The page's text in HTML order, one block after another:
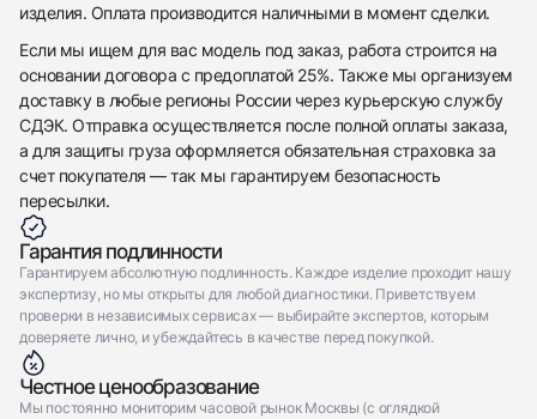
изделия. Оплата производится наличными в момент сделки.
Если мы ищем для вас модель под заказ, работа строится на
основании договора с предоплатой 25%. Также мы организуем
доставку в любые регионы России через курьерскую службу
СДЭК. Отправка осуществляется после полной оплаты заказа,
а для защиты груза оформляется обязательная страховка за
счет покупателя — так мы гарантируем безопасность
пересылки.
Гарантия подлинности
Гарантируем абсолютную подлинность. Каждое изделие проходит нашу
экспертизу, но мы открыты для любой диагностики. Приветствуем
проверки в независимых сервисах — выбирайте экспертов, которым
доверяете лично, и убеждайтесь в качестве перед покупкой.
Честное ценообразование
Мы постоянно мониторим часовой рынок Москвы (с оглядкой